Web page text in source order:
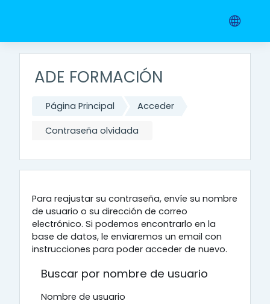
ADE FORMACIÓN
Página Principal Acceder
Contraseña olvidada
Para reajustar su contraseña, envíe su nombre
de usuario o su dirección de correo
electrónico. Si podemos encontrarlo en la
base de datos, le enviaremos un email con
instrucciones para poder acceder de nuevo.
Buscar por nombre de usuario
Nombre de usuario